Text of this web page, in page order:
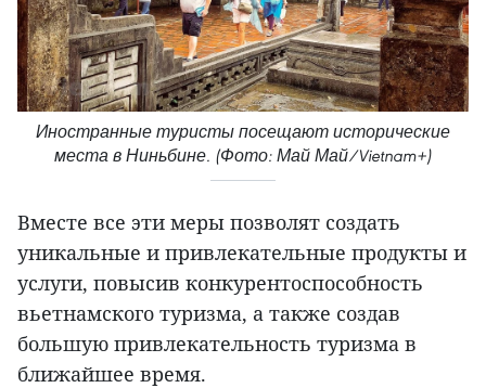
Иностранные туристы посещают исторические
места в Ниньбине. (Фото: Май Май/Vietnam+)
Вместе все эти меры позволят создать
уникальные и привлекательные продукты и
услуги, повысив конкурентоспособность
вьетнамского туризма, а также создав
большую привлекательность туризма в
ближайшее время.